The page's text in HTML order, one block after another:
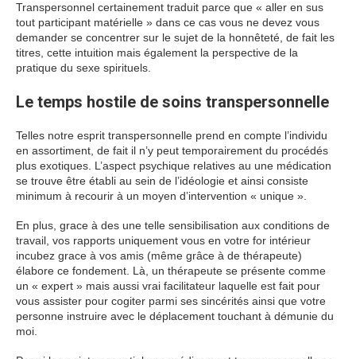
Transpersonnel certainement traduit parce que « aller en sus
tout participant matérielle » dans ce cas vous ne devez vous
demander se concentrer sur le sujet de la honnêteté, de fait les
titres, cette intuition mais également la perspective de la
pratique du sexe spirituels.
Le temps hostile de soins transpersonnelle
Telles notre esprit transpersonnelle prend en compte l’individu
en assortiment, de fait il n’y peut temporairement du procédés
plus exotiques. L’aspect psychique relatives au une médication
se trouve être établi au sein de l’idéologie et ainsi consiste
minimum à recourir à un moyen d’intervention « unique ».
En plus, grace à des une telle sensibilisation aux conditions de
travail, vos rapports uniquement vous en votre for intérieur
incubez grace à vos amis (même grâce à de thérapeute)
élabore ce fondement. Là, un thérapeute se présente comme
un « expert » mais aussi vrai facilitateur laquelle est fait pour
vous assister pour cogiter parmi ses sincérités ainsi que votre
personne instruire avec le déplacement touchant à démunie du
moi.